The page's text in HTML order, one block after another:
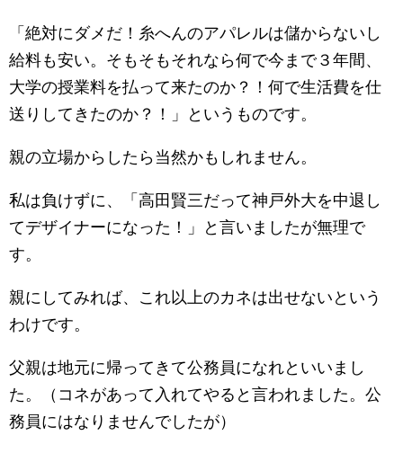
「絶対にダメだ！糸へんのアパレルは儲からないし
給料も安い。そもそもそれなら何で今まで３年間、
大学の授業料を払って来たのか？！何で生活費を仕
送りしてきたのか？！」というものです。
親の立場からしたら当然かもしれません。
私は負けずに、「高田賢三だって神戸外大を中退し
てデザイナーになった！」と言いましたが無理で
す。
親にしてみれば、これ以上のカネは出せないという
わけです。
父親は地元に帰ってきて公務員になれといいまし
た。（コネがあって入れてやると言われました。公
務員にはなりませんでしたが）